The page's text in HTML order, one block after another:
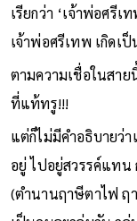
เรียกว่า ‘เจ้าพ่อศรีเ
เจ้าพ่อศรีเทพ เกิดเ
ตามความเชื่อในสา
ที่แท้ทรู!!!
แต่ก็ไม่มีคำอธิบายว่า
อยู่ ไปอยู่สวรรค์แท
(ตำนานฤาษีตาไฟ ฤ